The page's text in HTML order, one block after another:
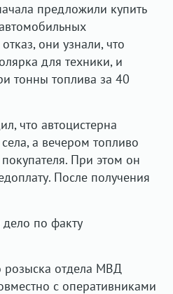
предложили купить
они узнали, что
для техники, и
тонны топлива за 40
что автоцистерна
а вечером топливо
При этом он
После получения
по факту
розыска отдела МВД
с оперативниками